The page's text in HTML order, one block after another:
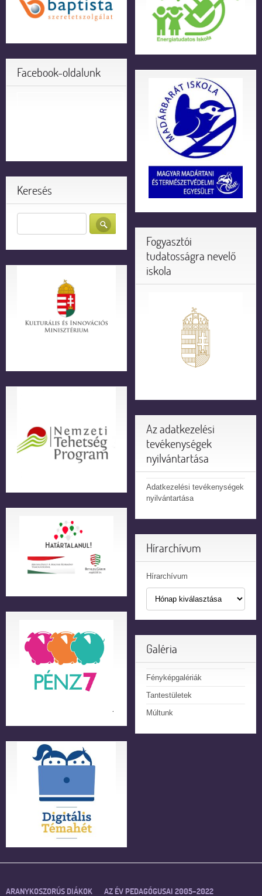
Facebook-oldalunk
Keresés
Fogyasztói
tudatosságra nevelő
iskola
Az adatkezelési
tevékenységek
nyilvántartása
Adatkezelési tevékenységek
nyilvántartása
Hírarchívum
Hírarchívum
Galéria
Fényképgalériák
Tantestületek
Múltunk
ARANYKOSZORÚS DIÁKOK AZ ÉV PEDAGÓGUSAI 2005–2022